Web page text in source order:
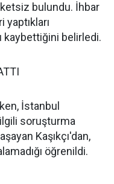
bulundu. İhbar
kaybettiğini belirledi.
İstanbul
ilgili soruşturma
Kaşıkçı'dan,
öğrenildi.